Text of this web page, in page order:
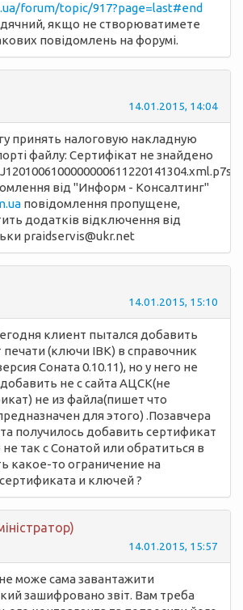
forum/topic/917?page=last#end
якщо не створюватимете
повідомлень на форумі.
14.01.2015, 14:04
принять налоговую накладную
файлу: Сертифікат не знайдено
від "Информ - Консалтинг"
повідомлення пропущене,
додатків відключення від
praidservis@ukr.net
14.01.2015, 15:10
клиент пытался добавить
(ключи ІВК) в справочник
Соната 0.10.11), но у него не
не с сайта АЦСК(не
не из файла(пишет что
для этого) .Позавчера
получилось добавить сертификат
так с Сонатой или обратиться в
какое-то ограничение на
и ключей ?
14.01.2015, 15:57
може сама завантажити
зашифровано звіт. Вам треба